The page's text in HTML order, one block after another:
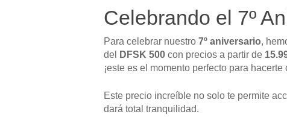
Celebrando el 7º
Para celebrar nuestro 7º aniversario,
del
DFSK 500 con precios a partir de
¡este es el momento perfecto para hacerte
Este precio increíble no solo te permite
dará total tranquilidad.